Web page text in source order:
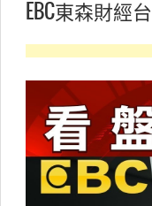
EBC東森財經台